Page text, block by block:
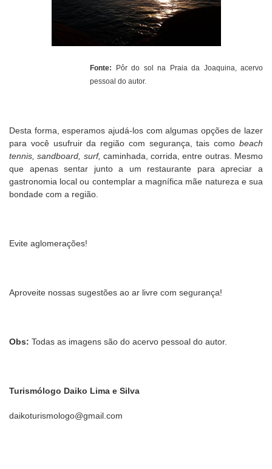
Fonte: Pôr do sol na Praia da Joaquina, acervo
pessoal do autor.
Desta forma, esperamos ajudá-los com algumas opções de lazer
para você usufruir da região com segurança, tais como beach
tennis, sandboard, surf, caminhada, corrida, entre outras. Mesmo
que apenas sentar junto a um restaurante para apreciar a
gastronomia local ou contemplar a magnífica mãe natureza e sua
bondade com a região.
Evite aglomerações!
Aproveite nossas sugestões ao ar livre com segurança!
Obs: Todas as imagens são do acervo pessoal do autor.
Turismólogo Daiko Lima e Silva
daikoturismologo@gmail.com